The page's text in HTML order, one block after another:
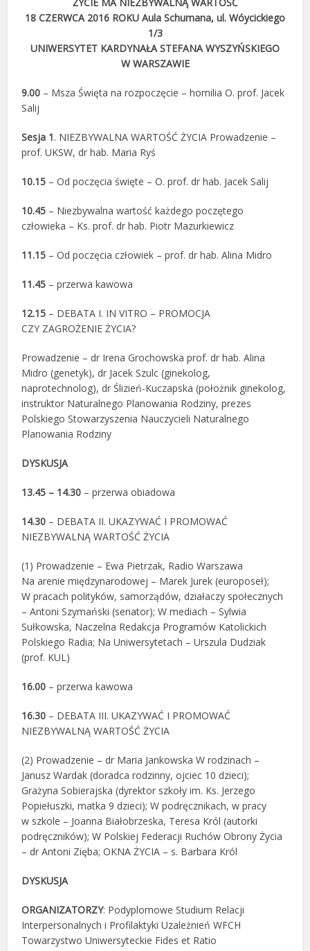
18 CZERWCA 2016 ROKU Aula Schumana, ul. Wóycickiego
1/3
UNIWERSYTET KARDYNAŁA STEFANA WYSZYŃSKIEGO
W WARSZAWIE
9.00 – Msza Święta na rozpoczęcie – homilia O. prof. Jacek
Salij
Sesja 1. NIEZBYWALNA WARTOŚĆ ŻYCIA Prowadzenie –
prof. UKSW, dr hab. Maria Ryś
10.15 – Od poczęcia święte – O. prof. dr hab. Jacek Salij
10.45 – Niezbywalna wartość każdego poczętego
człowieka – Ks. prof. dr hab. Piotr Mazurkiewicz
11.15 – Od poczęcia człowiek – prof. dr hab. Alina Midro
11.45 – przerwa kawowa
12.15 – DEBATA I. IN VITRO – PROMOCJA
CZY ZAGROŻENIE ŻYCIA?
Prowadzenie – dr Irena Grochowska prof. dr hab. Alina
Midro (genetyk), dr Jacek Szulc (ginekolog,
naprotechnolog), dr Ślizień-Kuczapska (położnik ginekolog,
instruktor Naturalnego Planowania Rodziny, prezes
Polskiego Stowarzyszenia Nauczycieli Naturalnego
Planowania Rodziny
DYSKUSJA
13.45 – 14.30 – przerwa obiadowa
14.30 – DEBATA II. UKAZYWAĆ I PROMOWAĆ
NIEZBYWALNĄ WARTOŚĆ ŻYCIA
(1) Prowadzenie – Ewa Pietrzak, Radio Warszawa
Na arenie międzynarodowej – Marek Jurek (europoseł);
W pracach polityków, samorządów, działaczy społecznych
– Antoni Szymański (senator); W mediach – Sylwia
Sułkowska, Naczelna Redakcja Programów Katolickich
Polskiego Radia; Na Uniwersytetach – Urszula Dudziak
(prof. KUL)
16.00 – przerwa kawowa
16.30 – DEBATA III. UKAZYWAĆ I PROMOWAĆ
NIEZBYWALNĄ WARTOŚĆ ŻYCIA
(2) Prowadzenie – dr Maria Jankowska W rodzinach –
Janusz Wardak (doradca rodzinny, ojciec 10 dzieci);
Grażyna Sobierajska (dyrektor szkoły im. Ks. Jerzego
Popiełuszki, matka 9 dzieci); W podręcznikach, w pracy
w szkole – Joanna Białobrzeska, Teresa Król (autorki
podręczników); W Polskiej Federacji Ruchów Obrony Życia
– dr Antoni Zięba; OKNA ŻYCIA – s. Barbara Król
DYSKUSJA
ORGANIZATORZY: Podyplomowe Studium Relacji
Interpersonalnych i Profilaktyki Uzależnień WFCH
Towarzystwo Uniwersyteckie Fides et Ratio